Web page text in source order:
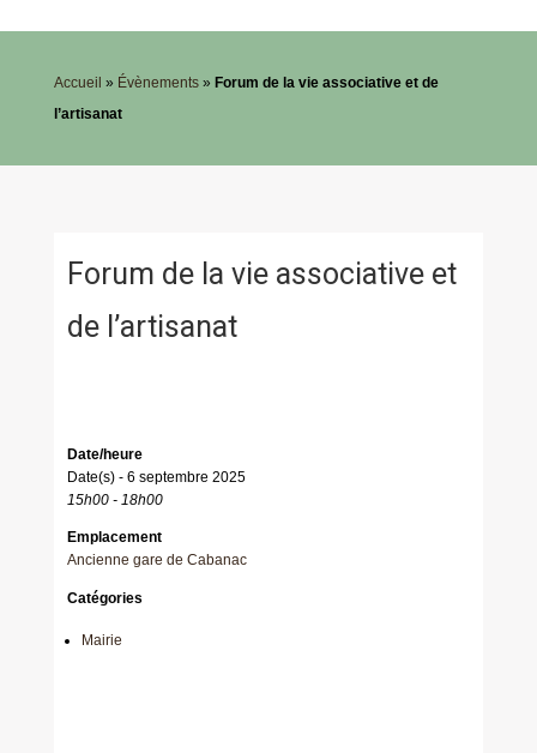
Accueil » Évènements» Forum de la vie associative et de
l’artisanat
Forum de la vie associative et
de l’artisanat
Date/heure
Date(s) - 6 septembre 2025
15h00 - 18h00
Emplacement
Ancienne gare de Cabanac
Catégories
Mairie